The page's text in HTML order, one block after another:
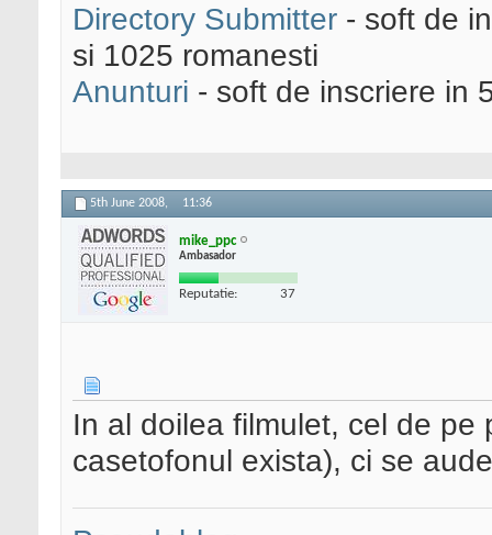
Directory Submitter - soft de
si 1025 romanesti
Anunturi - soft de inscriere in
5th June 2008, 11:36
mike_ppc
Ambasador
Reputatie: 37
In al doilea filmulet, cel de
casetofonul exista), ci se